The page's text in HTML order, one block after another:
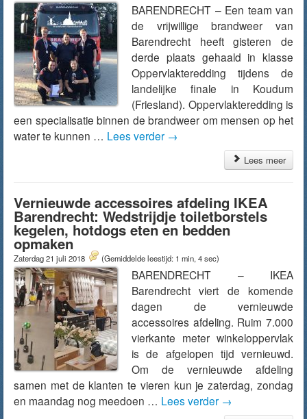
BARENDRECHT – Een team van
de vrijwillige brandweer van
Barendrecht heeft gisteren de
derde plaats gehaald in klasse
Oppervlakteredding tijdens de
landelijke finale in Koudum
(Friesland). Oppervlakteredding is
een specialisatie binnen de brandweer om mensen op het
water te kunnen … Lees verder →
Lees meer
Vernieuwde accessoires afdeling IKEA
Barendrecht: Wedstrijdje toiletborstels
kegelen, hotdogs eten en bedden
opmaken
Zaterdag 21 juli 2018 (Gemiddelde leestijd: 1 min, 4 sec)
BARENDRECHT – IKEA
Barendrecht viert de komende
dagen de vernieuwde
accessoires afdeling. Ruim 7.000
vierkante meter winkeloppervlak
is de afgelopen tijd vernieuwd.
Om de vernieuwde afdeling
samen met de klanten te vieren kun je zaterdag, zondag
en maandag nog meedoen … Lees verder →